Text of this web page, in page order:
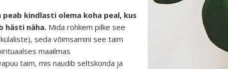
peab kindlasti olema koha peal, kus
hästi näha. Mida rohkem pilke see
seda võimsamini see taim
maailmas
taim, mis naudib seltskonda ja